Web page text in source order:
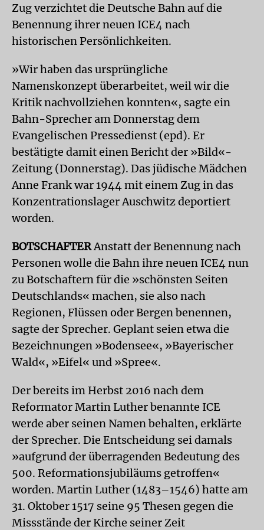
Zug verzichtet die Deutsche Bahn auf die
Benennung ihrer neuen ICE4 nach
historischen Persönlichkeiten.
»Wir haben das ursprüngliche
Namenskonzept überarbeitet, weil wir die
Kritik nachvollziehen konnten«, sagte ein
Bahn-Sprecher am Donnerstag dem
Evangelischen Pressedienst (epd). Er
bestätigte damit einen Bericht der »Bild«-
Zeitung (Donnerstag). Das jüdische Mädchen
Anne Frank war 1944 mit einem Zug in das
Konzentrationslager Auschwitz deportiert
worden.
BOTSCHAFTERAnstatt der Benennung nach
Personen wolle die Bahn ihre neuen ICE4 nun
zu Botschaftern für die »schönsten Seiten
Deutschlands« machen, sie also nach
Regionen, Flüssen oder Bergen benennen,
sagte der Sprecher. Geplant seien etwa die
Bezeichnungen »Bodensee«, »Bayerischer
Wald«, »Eifel« und »Spree«.
Der bereits im Herbst 2016 nach dem
Reformator Martin Luther benannte ICE
werde aber seinen Namen behalten, erklärte
der Sprecher. Die Entscheidung sei damals
»aufgrund der überragenden Bedeutung des
500. Reformationsjubiläums getroffen«
worden. Martin Luther (1483–1546) hatte am
31. Oktober 1517 seine 95 Thesen gegen die
Missstände der Kirche seiner Zeit